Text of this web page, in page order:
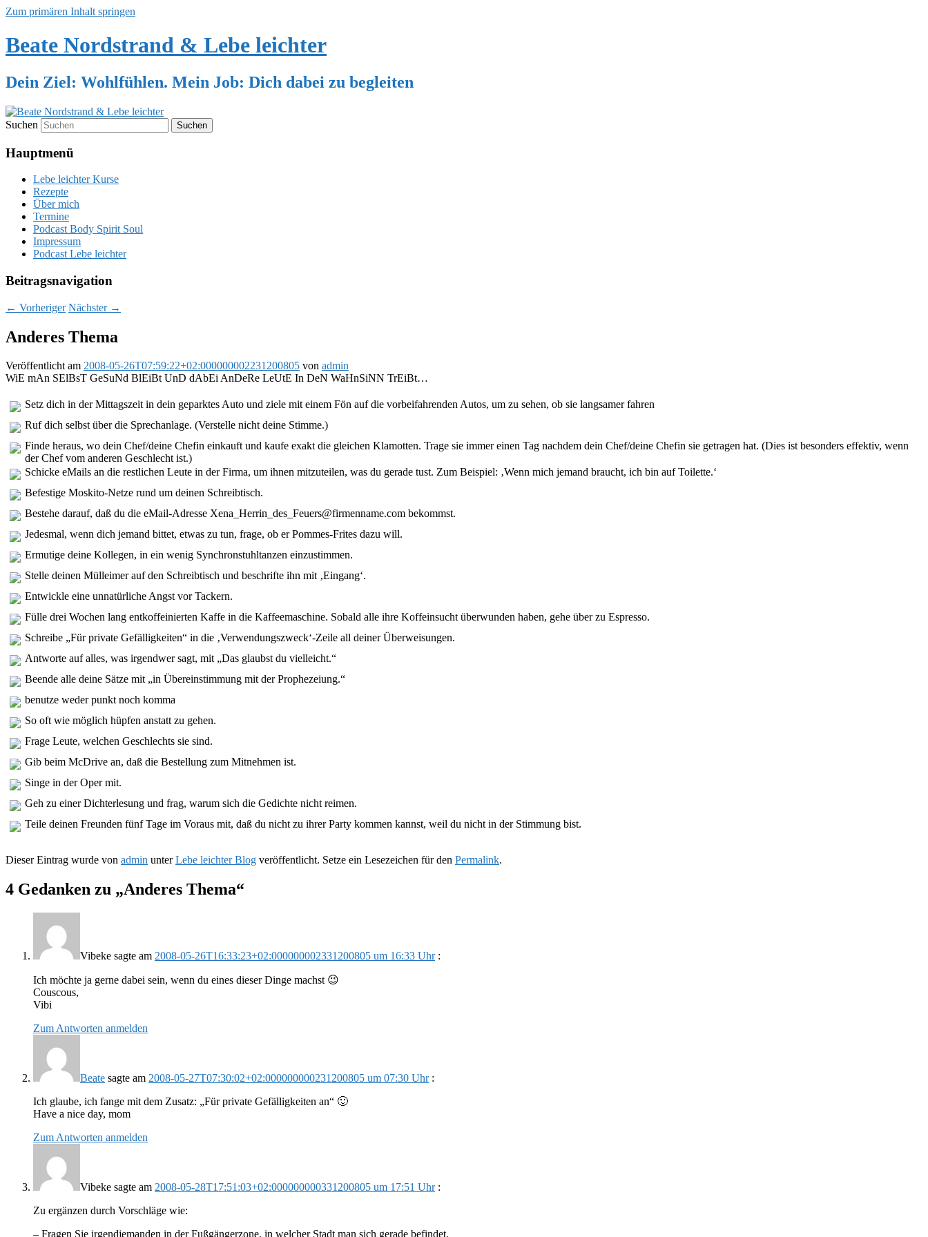
Zum primären Inhalt springen
Beate Nordstrand & Lebe leichter
Dein Ziel: Wohlfühlen. Mein Job: Dich dabei zu begleiten
Suchen
Hauptmenü
Lebe leichter Kurse
Rezepte
Über mich
Termine
Podcast Body Spirit Soul
Impressum
Podcast Lebe leichter
Beitragsnavigation
← Vorheriger Nächster →
Anderes Thema
Veröffentlicht am 2008-05-26T07:59:22+02:000000002231200805 von admin
WiE mAn SElBsT GeSuNd BlEiBt UnD dAbEi AnDeRe LeUtE In DeN WaHnSiNN TrEiBt…
Setz dich in der Mittagszeit in dein geparktes Auto und ziele mit einem Fön auf die vorbeifahrenden Autos, um zu sehen, ob sie langsamer fahren
Ruf dich selbst über die Sprechanlage. (Verstelle nicht deine Stimme.)
Finde heraus, wo dein Chef/deine Chefin einkauft und kaufe exakt die gleichen Klamotten. Trage sie immer einen Tag nachdem dein Chef/deine Chefin sie getragen hat. (Dies ist besonders effektiv, wenn
der Chef vom anderen Geschlecht ist.)
Schicke eMails an die restlichen Leute in der Firma, um ihnen mitzuteilen, was du gerade tust. Zum Beispiel: ‚Wenn mich jemand braucht, ich bin auf Toilette.‘
Befestige Moskito-Netze rund um deinen Schreibtisch.
Bestehe darauf, daß du die eMail-Adresse Xena_Herrin_des_Feuers@firmenname.com bekommst.
Jedesmal, wenn dich jemand bittet, etwas zu tun, frage, ob er Pommes-Frites dazu will.
Ermutige deine Kollegen, in ein wenig Synchronstuhltanzen einzustimmen.
Stelle deinen Mülleimer auf den Schreibtisch und beschrifte ihn mit ‚Eingang‘.
Entwickle eine unnatürliche Angst vor Tackern.
Fülle drei Wochen lang entkoffeinierten Kaffe in die Kaffeemaschine. Sobald alle ihre Koffeinsucht überwunden haben, gehe über zu Espresso.
Schreibe „Für private Gefälligkeiten“ in die ‚Verwendungszweck‘-Zeile all deiner Überweisungen.
Antworte auf alles, was irgendwer sagt, mit „Das glaubst du vielleicht.“
Beende alle deine Sätze mit „in Übereinstimmung mit der Prophezeiung.“
benutze weder punkt noch komma
So oft wie möglich hüpfen anstatt zu gehen.
Frage Leute, welchen Geschlechts sie sind.
Gib beim McDrive an, daß die Bestellung zum Mitnehmen ist.
Singe in der Oper mit.
Geh zu einer Dichterlesung und frag, warum sich die Gedichte nicht reimen.
Teile deinen Freunden fünf Tage im Voraus mit, daß du nicht zu ihrer Party kommen kannst, weil du nicht in der Stimmung bist.
Dieser Eintrag wurde von admin unterLebe leichter Blog veröffentlicht. Setze ein Lesezeichen für den Permalink.
4 Gedanken zu „Anderes Thema“
Vibeke sagte am 2008-05-26T16:33:23+02:000000002331200805 um 16:33 Uhr :
Ich möchte ja gerne dabei sein, wenn du eines dieser Dinge machst 😉
Couscous,
Vibi
Zum Antworten anmelden
Beate sagte am 2008-05-27T07:30:02+02:000000000231200805 um 07:30 Uhr :
Ich glaube, ich fange mit dem Zusatz: „Für private Gefälligkeiten an“ 🙂
Have a nice day, mom
Zum Antworten anmelden
Vibeke sagte am 2008-05-28T17:51:03+02:000000000331200805 um 17:51 Uhr :
Zu ergänzen durch Vorschläge wie:
– Fragen Sie irgendjemanden in der Fußgängerzone, in welcher Stadt man sich gerade befindet.